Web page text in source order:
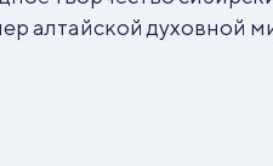
алтайской духовной